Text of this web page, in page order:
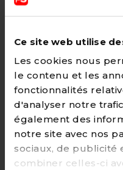
Ce site web utilise
Les cookies nous
le contenu et les
fonctionnalités
d'analyser notre
également des
notre site avec nos
sociaux, de publicité
combiner celles-ci
24€ - Paiement
Adhésion
2€ - Paiement